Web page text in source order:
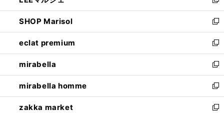
開
く
ウ
で
開
く
ン
ド
ウ
で
開
く
ウ
ィ
ン
ド
ウ
で
開
く
新
し
い
ウ
ィ
ン
ド
ウ
で
開
く
SHOP Marisol
新
し
い
ウ
ィ
ン
ド
ウ
で
eclat premium
新
し
い
ウ
ィ
ン
ド
mirabella
新
し
い
ウ
ィ
mirabella homme
新
し
い
zakka market 新